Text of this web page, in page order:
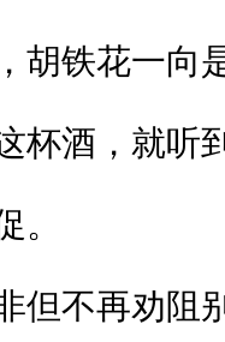
胡铁花一向
杯酒，就听
。
但不再劝阻